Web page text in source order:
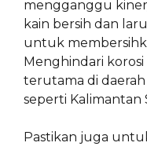
mengganggu
kain bersih dan
untuk
Menghindari
terutama di
seperti Kalimantan
Pastikan juga